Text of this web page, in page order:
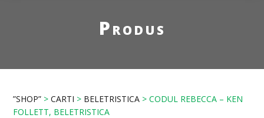
Produs
”SHOP” >CARTI > BELETRISTICA > CODUL REBECCA – KEN
FOLLETT, BELETRISTICA